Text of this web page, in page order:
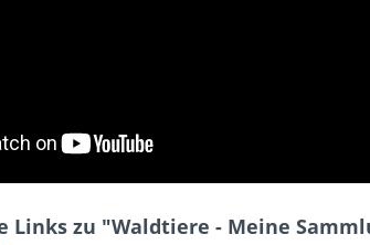
Links zu "Waldtiere - Meine